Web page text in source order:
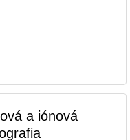
a iónová